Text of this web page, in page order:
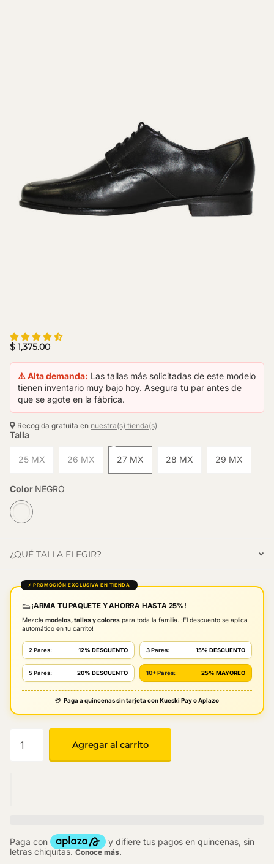
$ 1,375.00
⚠️ Alta demanda: Las tallas más solicitadas de este modelo
tienen inventario muy bajo hoy. Asegura tu par antes de
que se agote en la fábrica.
Recogida gratuita en nuestra(s) tienda(s)
Talla
25 MX 26 MX 27 MX 28 MX 29 MX
Color NEGRO
¿QUÉ TALLA ELEGIR?
⚡ PROMOCIÓN EXCLUSIVA EN TIENDA
👟 ¡ARMA TU PAQUETE Y AHORRA HASTA 25%!
Mezcla modelos, tallas y colores para toda la familia. ¡El descuento se aplica
automático en tu carrito!
2 Pares: 12% DESCUENTO 3 Pares: 15% DESCUENTO
5 Pares: 20% DESCUENTO 10+ Pares: 25% MAYOREO
💳 Paga a quincenas sin tarjeta con Kueski Pay o Aplazo
Agregar al carrito